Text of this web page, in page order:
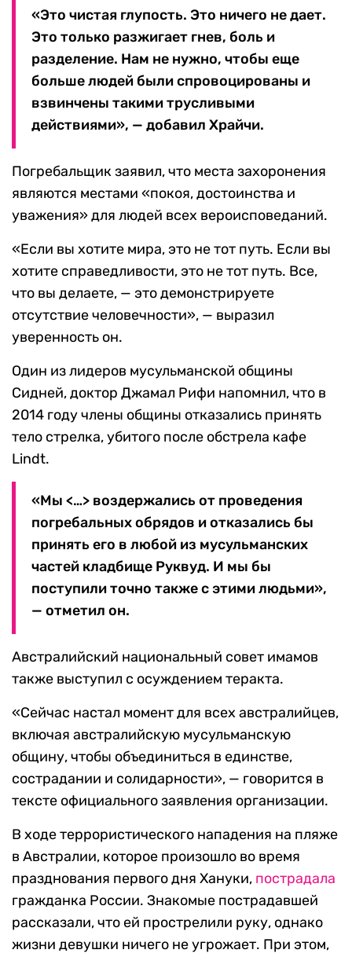
«Это чистая глупость. Это ничего не дает.
Это только разжигает гнев, боль и
разделение. Нам не нужно, чтобы еще
больше людей были спровоцированы и
взвинчены такими трусливыми
действиями», — добавил Храйчи.
Погребальщик заявил, что места захоронения
являются местами «покоя, достоинства и
уважения» для людей всех вероисповеданий.
«Если вы хотите мира, это не тот путь. Если вы
хотите справедливости, это не тот путь. Все,
что вы делаете, — это демонстрируете
отсутствие человечности», — выразил
уверенность он.
Один из лидеров мусульманской общины
Сидней, доктор Джамал Рифи напомнил, что в
2014 году члены общины отказались принять
тело стрелка, убитого после обстрела кафе
Lindt.
«Мы <…> воздержались от проведения
погребальных обрядов и отказались бы
принять его в любой из мусульманских
частей кладбище Руквуд. И мы бы
поступили точно также с этими людьми»,
— отметил он.
Австралийский национальный совет имамов
также выступил с осуждением теракта.
«Сейчас настал момент для всех австралийцев,
включая австралийскую мусульманскую
общину, чтобы объединиться в единстве,
сострадании и солидарности», — говорится в
тексте официального заявления организации.
В ходе террористического нападения на пляже
в Австралии, которое произошло во время
празднования первого дня Хануки, пострадала
гражданка России. Знакомые пострадавшей
рассказали, что ей прострелили руку, однако
жизни девушки ничего не угрожает. При этом,